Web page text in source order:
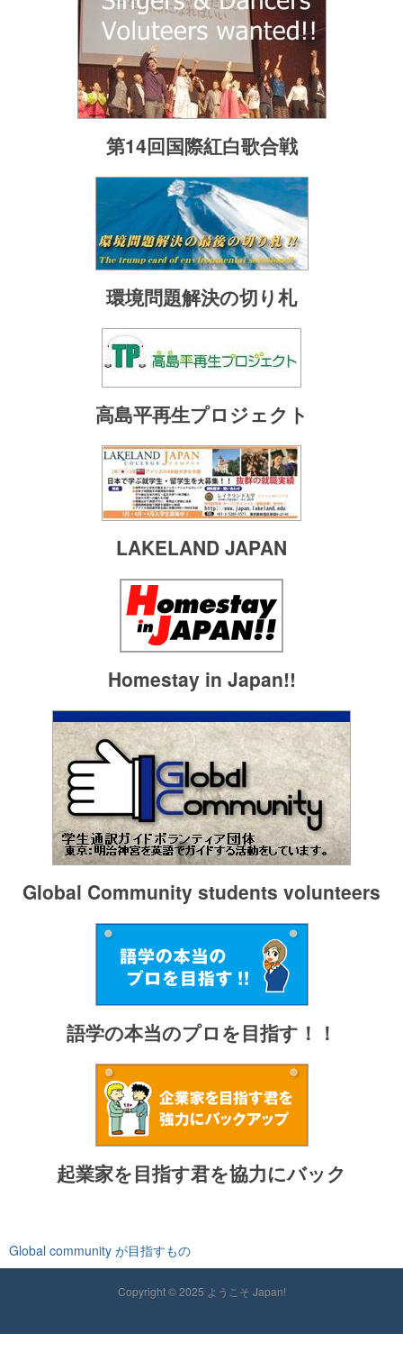
第14回国際紅白歌合戦
環境問題解決の切り札
高島平再生プロジェクト
LAKELAND JAPAN
Homestay in Japan!!
Global Community students volunteers
語学の本当のプロを目指す！！
起業家を目指す君を協力にバック
Global community が目指すもの
Copyright © 2025 ようこそ Japan!